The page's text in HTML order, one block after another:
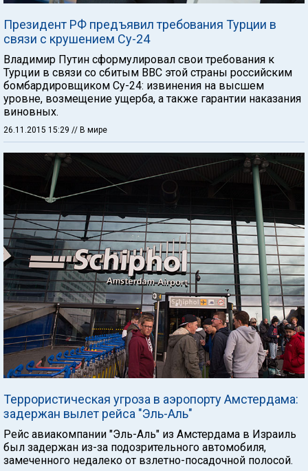
Президент РФ предъявил требования Турции в
связи с крушением Су-24
Владимир Путин сформулировал свои требования к
Турции в связи со сбитым ВВС этой страны российским
бомбардировщиком Су-24: извинения на высшем
уровне, возмещение ущерба, а также гарантии наказания
виновных.
26.11.2015 15:29 // В мире
Террористическая угроза в аэропорту Амстердама:
задержан вылет рейса "Эль-Аль"
Рейс авиакомпании "Эль-Аль" из Амстердама в Израиль
был задержан из-за подозрительного автомобиля,
замеченного недалеко от взлетно-посадочной полосой.